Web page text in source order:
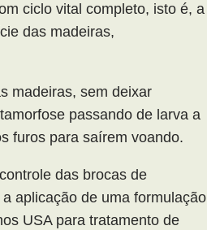
ciclo vital completo, isto é, a
das madeiras,
madeiras, sem deixar
passando de larva a
furos para saírem voando.
das brocas de
aplicação de uma formulação
USA para tratamento de